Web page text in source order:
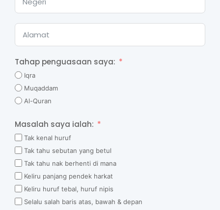
Tahap penguasaan saya:
Iqra
Muqaddam
Al-Quran
Masalah saya ialah:
Tak kenal huruf
Tak tahu sebutan yang betul
Tak tahu nak berhenti di mana
Keliru panjang pendek harkat
Keliru huruf tebal, huruf nipis
Selalu salah baris atas, bawah & depan